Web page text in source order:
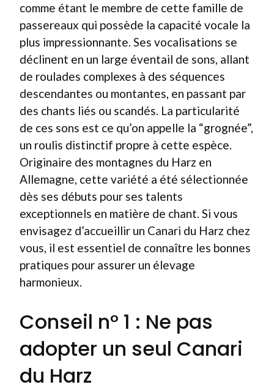
comme étant le membre de cette famille de
passereaux qui possède la capacité vocale la
plus impressionnante. Ses vocalisations se
déclinent en un large éventail de sons, allant
de roulades complexes à des séquences
descendantes ou montantes, en passant par
des chants liés ou scandés. La particularité
de ces sons est ce qu’on appelle la “grognée”,
un roulis distinctif propre à cette espèce.
Originaire des montagnes du Harz en
Allemagne, cette variété a été sélectionnée
dès ses débuts pour ses talents
exceptionnels en matière de chant. Si vous
envisagez d’accueillir un Canari du Harz chez
vous, il est essentiel de connaître les bonnes
pratiques pour assurer un élevage
harmonieux.
Conseil n° 1 : Ne pas
adopter un seul Canari
du Harz